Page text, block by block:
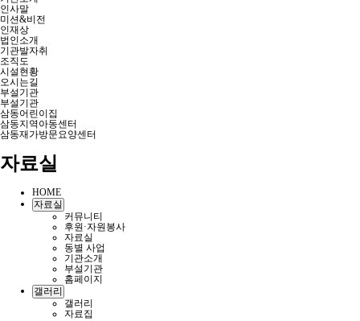
인사말
미션&비전
인재상
법인소개
기관발자취
조직도
시설현황
오시는길
부설기관
부설기관
삼동어린이집
삼동지역아동센터
삼동재가방문요양센터
자료실
HOME
자료실
커뮤니티
후원·자원봉사
자료실
동별 사업
기관소개
부설기관
홈페이지
갤러리
갤러리
자료집